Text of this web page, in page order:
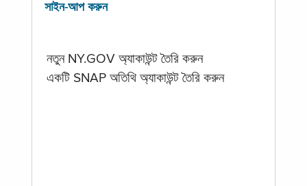
সাইন-আপ করুন
নতুন NY.GOV অ্যাকাউন্ট তৈরি করুন
একটি SNAP অতিথি অ্যাকাউন্ট তৈরি করুন